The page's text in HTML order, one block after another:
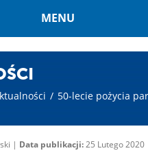
MENU
/ 50-lecie pożycia par
| Data publikacji:25 Lutego 2020